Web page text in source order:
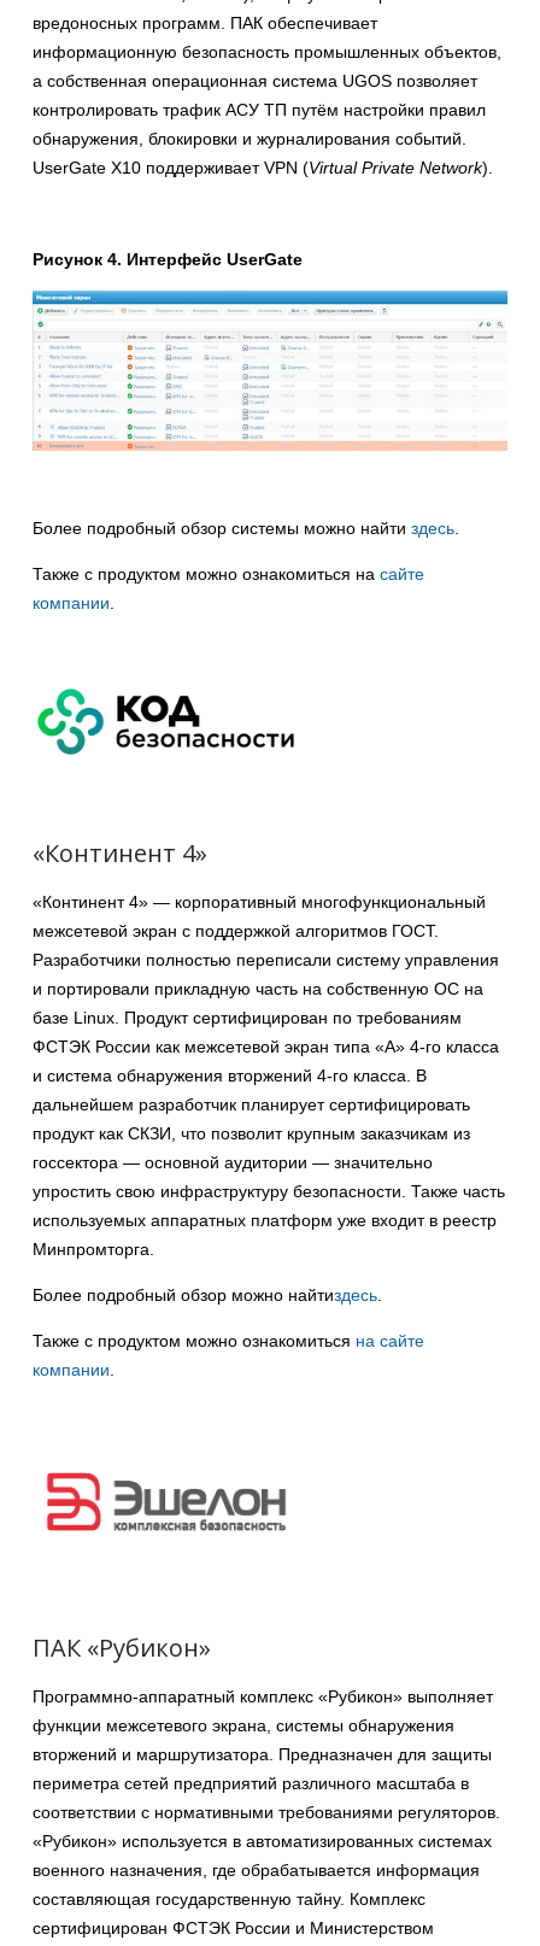
вредоносных программ. ПАК обеспечивает
информационную безопасность промышленных объектов,
а собственная операционная система UGOS позволяет
контролировать трафик АСУ ТП путём настройки правил
обнаружения, блокировки и журналирования событий.
UserGate X10 поддерживает VPN (Virtual Private Network).
Рисунок 4. Интерфейс UserGate
Более подробный обзор системы можно найти здесь
Также с продуктом можно ознакомиться на сайте
компании
«Континент 4»
«Континент 4» — корпоративный многофункциональный
межсетевой экран с поддержкой алгоритмов ГОСТ.
Разработчики полностью переписали систему управления
и портировали прикладную часть на собственную ОС на
базе Linux. Продукт сертифицирован по требованиям
ФСТЭК России как межсетевой экран типа «А» 4-го класса
и система обнаружения вторжений 4-го класса. В
дальнейшем разработчик планирует сертифицировать
продукт как СКЗИ, что позволит крупным заказчикам из
госсектора — основной аудитории — значительно
упростить свою инфраструктуру безопасности. Также часть
используемых аппаратных платформ уже входит в реестр
Минпромторга.
Более подробный обзор можно найтиздесь
Также с продуктом можно ознакомиться на сайте
компании
ПАК «Рубикон»
Программно-аппаратный комплекс «Рубикон» выполняет
функции межсетевого экрана, системы обнаружения
вторжений и маршрутизатора. Предназначен для защиты
периметра сетей предприятий различного масштаба в
соответствии с нормативными требованиями регуляторов.
«Рубикон» используется в автоматизированных системах
военного назначения, где обрабатывается информация
составляющая государственную тайну. Комплекс
сертифицирован ФСТЭК России и Министерством